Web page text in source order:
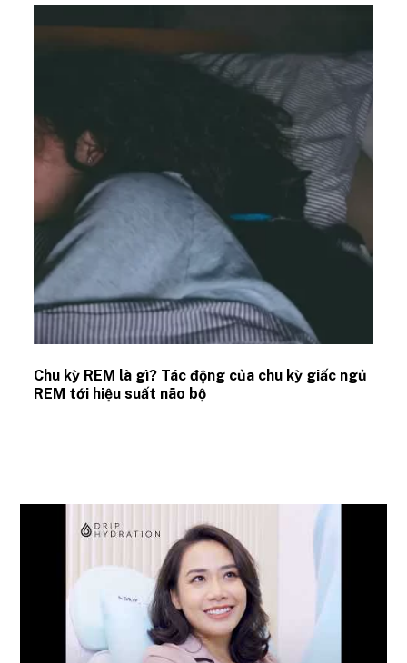
Chu kỳ REM là gì? Tác động của chu kỳ giấc ngủ
REM tới hiệu suất não bộ